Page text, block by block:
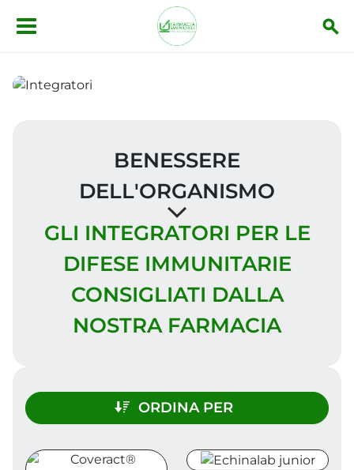
Salta al contenuto principale
BENESSERE
DELL'ORGANISMO
GLI INTEGRATORI PER LE
DIFESE IMMUNITARIE
CONSIGLIATI DALLA
NOSTRA FARMACIA
ORDINA PER